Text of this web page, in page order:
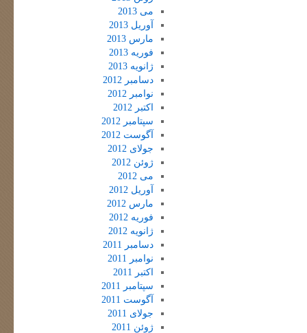
می 2013
آوریل 2013
مارس 2013
فوریه 2013
ژانویه 2013
دسامبر 2012
نوامبر 2012
اکتبر 2012
سپتامبر 2012
آگوست 2012
جولای 2012
ژوئن 2012
می 2012
آوریل 2012
مارس 2012
فوریه 2012
ژانویه 2012
دسامبر 2011
نوامبر 2011
اکتبر 2011
سپتامبر 2011
آگوست 2011
جولای 2011
ژوئن 2011